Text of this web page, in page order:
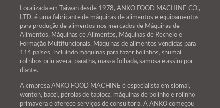
Localizada em Taiwan desde 1978, ANKO FOOD MACHINE CO.,
LTD. é uma fabricante de máquinas de alimentos e equipamentos
para produção de alimentos nos mercados de Máquinas de
Alimentos, Máquinas de Alimentos, Máquinas de Recheio e
Formação Multifuncionais. Máquinas de alimentos vendidas para
114 países, incluindo máquinas para fazer bolinhos, shumai,
rolinhos primavera, paratha, massa folhada, samosa e assim por
diante.
A empresa ANKO FOOD MACHINE é especialista em siomai,
wonton, baozi, pérolas de tapioca, máquinas de bolinho e rolinho
primavera e oferece serviços de consultoria. A ANKO começou